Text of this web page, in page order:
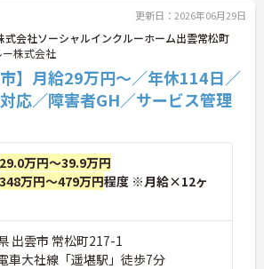
更新日：2026年06月29日
式会社ソーシャルインクルーホーム出雲常松町
株式会社
市】月給29万円～／年休114日／
応／障害者GH／サービス管理
29.0万円～39.9万円
348万円～479万円程度 ※月給×12ヶ
出雲市 常松町217-1
車大社線「遥堪駅」徒歩7分